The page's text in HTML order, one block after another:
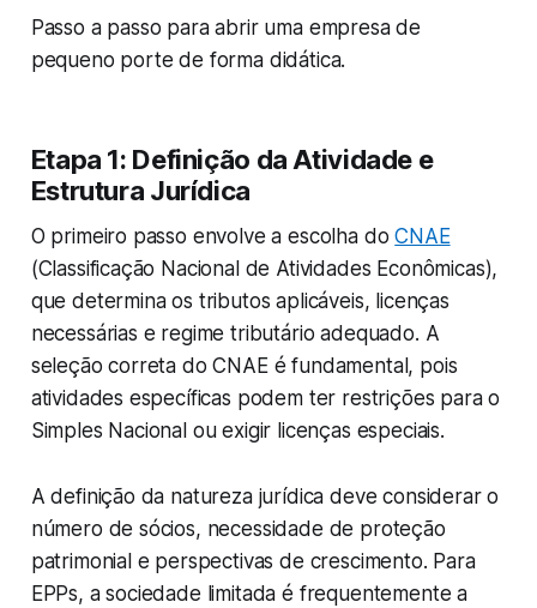
Passo a passo para abrir uma empresa de
pequeno porte de forma didática.
Etapa 1: Definição da Atividade e
Estrutura Jurídica
O primeiro passo envolve a escolha doCNAE
(Classificação Nacional de Atividades Econômicas),
que determina os tributos aplicáveis, licenças
necessárias e regime tributário adequado. A
seleção correta do CNAE é fundamental, pois
atividades específicas podem ter restrições para o
Simples Nacional ou exigir licenças especiais.
A definição da natureza jurídica deve considerar o
número de sócios, necessidade de proteção
patrimonial e perspectivas de crescimento. Para
EPPs, a sociedade limitada é frequentemente a